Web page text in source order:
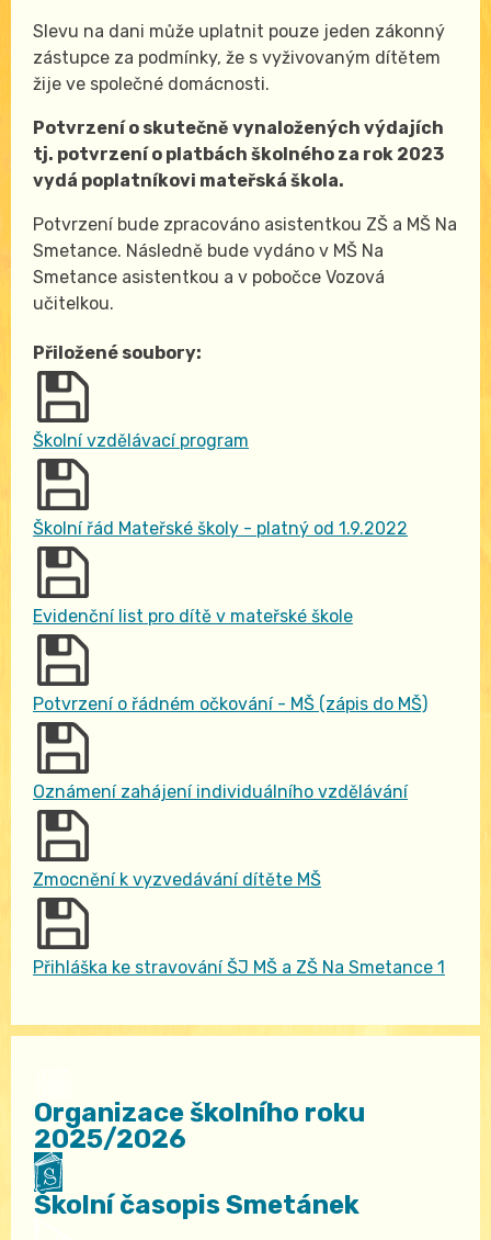
Slevu na dani může uplatnit pouze jeden zákonný
zástupce za podmínky, že s vyživovaným dítětem
žije ve společné domácnosti.
Potvrzení o skutečně vynaložených výdajích
tj. potvrzení o platbách školného za rok 2023
vydá poplatníkovi mateřská škola.
Potvrzení bude zpracováno asistentkou ZŠ a MŠ Na
Smetance. Následně bude vydáno v MŠ Na
Smetance asistentkou a v pobočce Vozová
učitelkou.
Přiložené soubory:
Školní vzdělávací program
Školní řád Mateřské školy - platný od 1.9.2022
Evidenční list pro dítě v mateřské škole
Potvrzení o řádném očkování - MŠ (zápis do MŠ)
Oznámení zahájení individuálního vzdělávání
Zmocnění k vyzvedávání dítěte MŠ
Přihláška ke stravování ŠJ MŠ a ZŠ Na Smetance 1
Organizace školního roku
2025/2026
Školní časopis Smetánek